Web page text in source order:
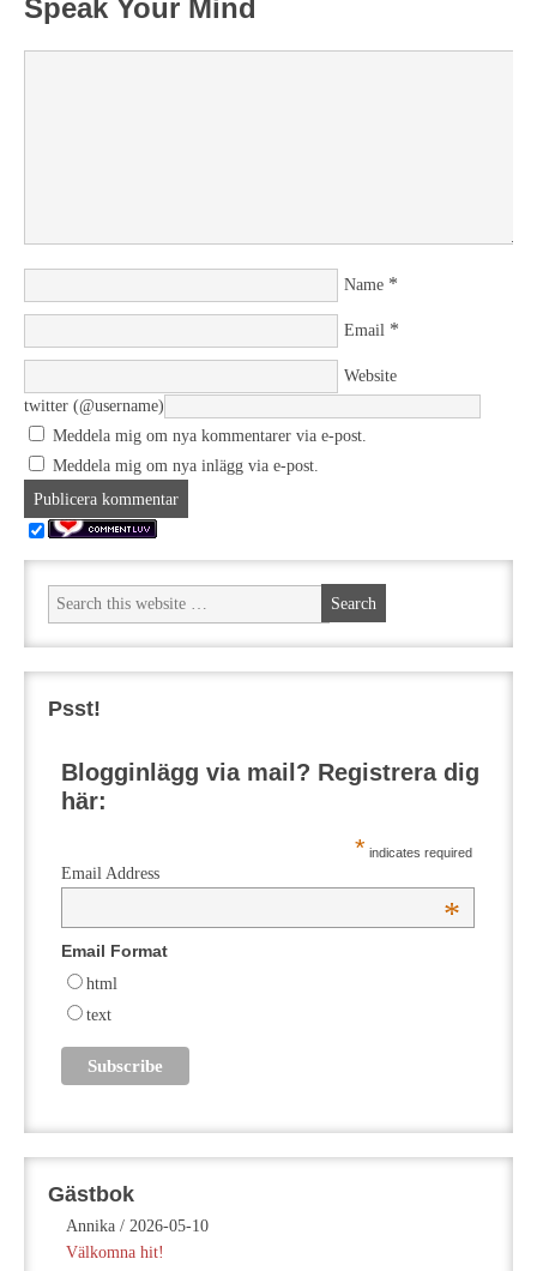
Speak Your Mind
Name *
Email *
Website
twitter (@username)
Meddela mig om nya kommentarer via e-post.
Meddela mig om nya inlägg via e-post.
Psst!
Blogginlägg via mail? Registrera dig
här:
* indicates required
Email Address
*
Email Format
html
text
Gästbok
Annika / 2026-05-10
Välkomna hit!